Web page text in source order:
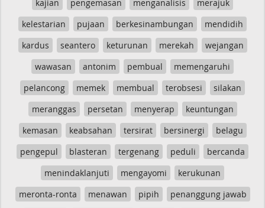
kajian pengemasan menganalisis
merajuk
kelestarian
pujaan berkesinambungan
mendidih
kardus
seantero keturunan merekah
wejangan
wawasan
antonim pembual
memengaruhi
pelancong
memek membual terobsesi
silakan
meranggas
persetan menyerap
keuntungan
kemasan
keabsahan tersirat bersinergi
belagu
pengepul
blasteran tergenang peduli
bercanda
menindaklanjuti
mengayomi
kerukunan
meronta-ronta
menawan pipih
penanggung jawab